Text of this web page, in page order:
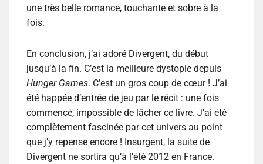
une très belle romance, touchante et sobre à la
fois.
En conclusion, j’ai adoré Divergent, du début
jusqu’à la fin. C’est la meilleure dystopie depuis
Hunger Games. C’est un gros coup de cœur ! J’ai
été happée d’entrée de jeu par le récit : une fois
commencé, impossible de lâcher ce livre. J’ai été
complètement fascinée par cet univers au point
que j’y repense encore ! Insurgent, la suite de
Divergent ne sortira qu’à l’été 2012 en France.